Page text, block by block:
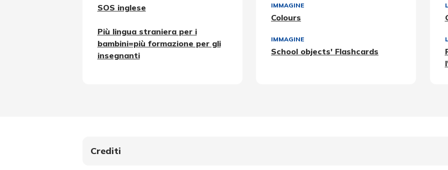
SOS inglese
Più lingua straniera per i
bambini=più formazione per gli
insegnanti
IMMAGINE
Colours
IMMAGINE
School objects' Flashcards
Crediti